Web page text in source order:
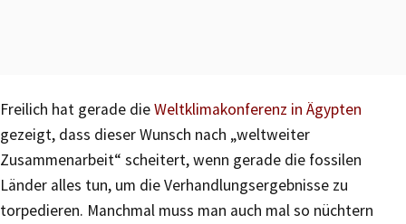
Freilich hat gerade dieWeltklimakonferenz in Ägypten
gezeigt, dass dieser Wunsch nach „weltweiter
Zusammenarbeit“ scheitert, wenn gerade die fossilen
Länder alles tun, um die Verhandlungsergebnisse zu
torpedieren. Manchmal muss man auch mal so nüchtern